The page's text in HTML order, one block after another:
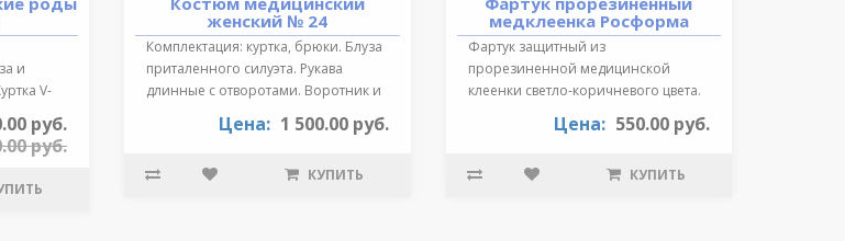
и
V-
руб.
руб.
женский № 24
Комплектация: куртка, брюки. Блуза
приталенного силуэта. Рукава
длинные с отворотами. Воротник и
Цена: 1 500.00 руб.
КУПИТЬ
медклеенка Росформа
Фартук защитный из
прорезиненной медицинской
клеенки светло-коричневого цвета.
Цена: 550.00 руб.
КУПИТЬ